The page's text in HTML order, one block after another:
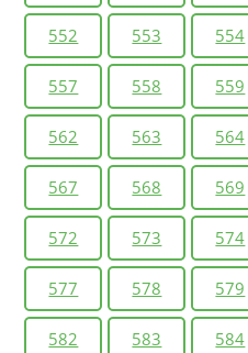
552 553 554
557 558 559
562 563 564
567 568 569
572 573 574
577 578 579
582 583 584